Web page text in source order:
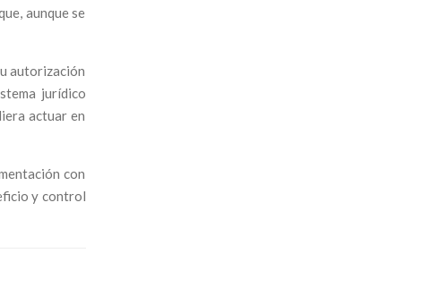
aunque se
autorización
jurídico
actuar en
con
y control